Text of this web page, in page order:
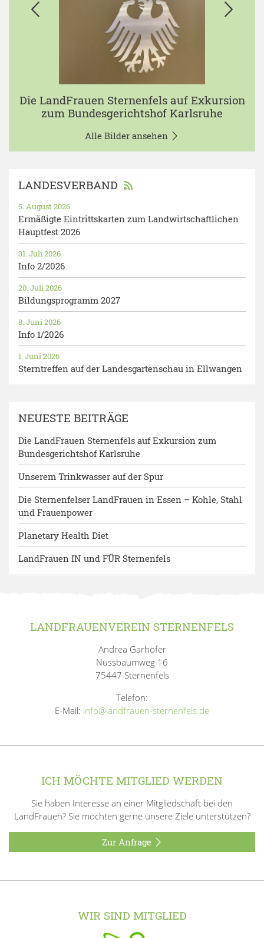
Die LandFrauen Sternenfels auf Exkursion
zum Bundesgerichtshof Karlsruhe
Alle Bilder ansehen
LANDESVERBAND
Ermäßigte Eintrittskarten zum Landwirtschaftlichen
Hauptfest 2026
5. August 2026
Info 2/2026
31. Juli 2026
Bildungsprogramm 2027
20. Juli 2026
Info 1/2026
8. Juni 2026
Sterntreffen auf der Landesgartenschau in Ellwangen
1. Juni 2026
NEUESTE BEITRÄGE
Die LandFrauen Sternenfels auf Exkursion zum
Bundesgerichtshof Karlsruhe
Unserem Trinkwasser auf der Spur
Die Sternenfelser LandFrauen in Essen – Kohle, Stahl
und Frauenpower
Planetary Health Diet
LandFrauen IN und FÜR Sternenfels
LANDFRAUENVEREIN STERNENFELS
Andrea Garhöfer
Nussbaumweg 16
75447 Sternenfels
Telefon:
E-Mail: info@landfrauen-sternenfels.de
ICH MÖCHTE MITGLIED WERDEN
Sie haben Interesse an einer Mitgliedschaft bei den
LandFrauen? Sie möchten gerne unsere Ziele unterstützen?
Zur Anfrage
WIR SIND MITGLIED